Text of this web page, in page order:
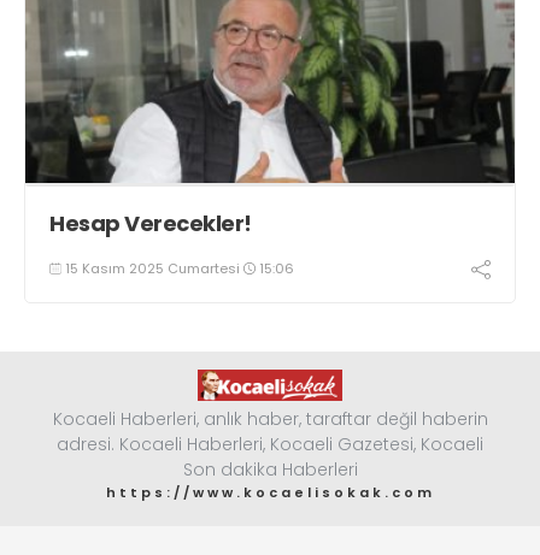
Hesap Verecekler!
15 Kasım 2025 Cumartesi 15:06
Kocaeli Haberleri, anlık haber, taraftar değil haberin
adresi. Kocaeli Haberleri, Kocaeli Gazetesi, Kocaeli
Son dakika Haberleri
https://www.kocaelisokak.com